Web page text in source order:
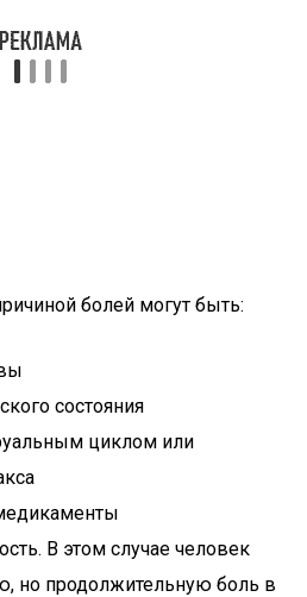
болей могут быть:
состояния
циклом или
В этом случае человек
но продолжительную боль в